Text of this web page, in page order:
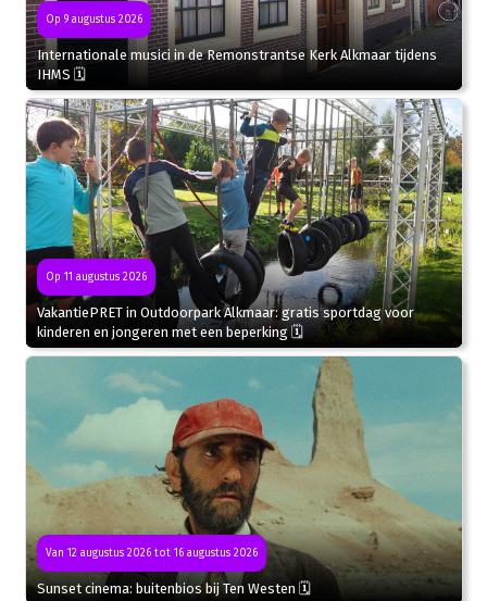
Op 9 augustus 2026
Internationale musici in de Remonstrantse Kerk Alkmaar tijdens
IHMS 🗓
Op 11 augustus 2026
VakantiePRET in Outdoorpark Alkmaar: gratis sportdag voor
kinderen en jongeren met een beperking 🗓
Van 12 augustus 2026 tot 16 augustus 2026
Sunset cinema: buitenbios bij Ten Westen 🗓